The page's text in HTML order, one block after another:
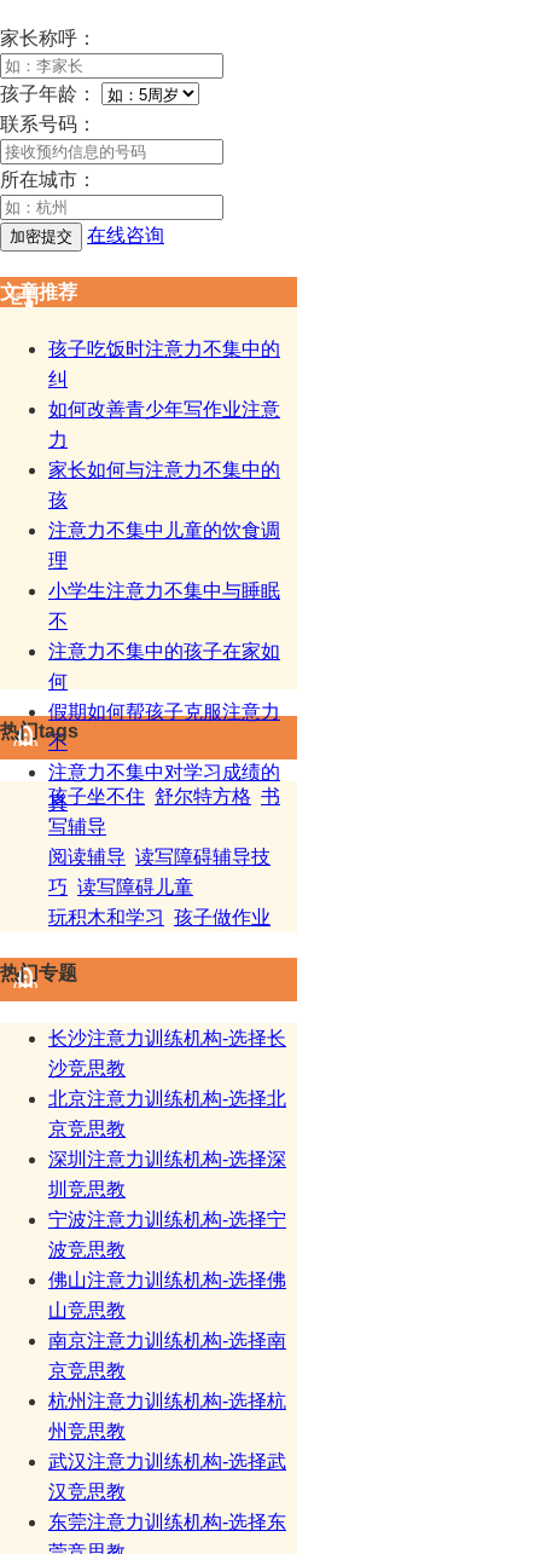
家长称呼：
孩子年龄：
联系号码：
所在城市：
在线咨询
文章推荐
孩子吃饭时注意力不集中的
纠
如何改善青少年写作业注意
力
家长如何与注意力不集中的
孩
注意力不集中儿童的饮食调
理
小学生注意力不集中与睡眠
不
注意力不集中的孩子在家如
何
假期如何帮孩子克服注意力
不
注意力不集中对学习成绩的
真
热门tags
孩子坐不住 舒尔特方格 书
写辅导
阅读辅导 读写障碍辅导技
巧 读写障碍儿童
玩积木和学习 孩子做作业
热门专题
长沙注意力训练机构-选择长
沙竞思教
北京注意力训练机构-选择北
京竞思教
深圳注意力训练机构-选择深
圳竞思教
宁波注意力训练机构-选择宁
波竞思教
佛山注意力训练机构-选择佛
山竞思教
南京注意力训练机构-选择南
京竞思教
杭州注意力训练机构-选择杭
州竞思教
武汉注意力训练机构-选择武
汉竞思教
东莞注意力训练机构-选择东